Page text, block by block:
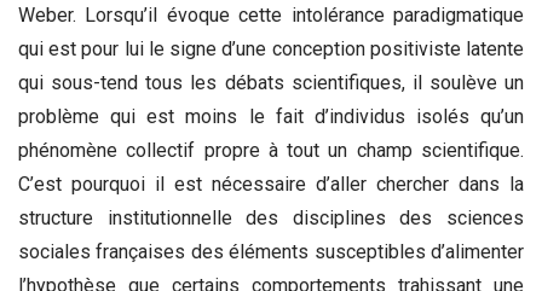
Weber. Lorsqu’il évoque cette intolérance paradigmatique
qui est pour lui le signe d’une conception positiviste latente
qui sous-tend tous les débats scientifiques, il soulève un
problème qui est moins le fait d’individus isolés qu’un
phénomène collectif propre à tout un champ scientifique.
C’est pourquoi il est nécessaire d’aller chercher dans la
structure institutionnelle des disciplines des sciences
sociales françaises des éléments susceptibles d’alimenter
l’hypothèse que certains comportements trahissant une